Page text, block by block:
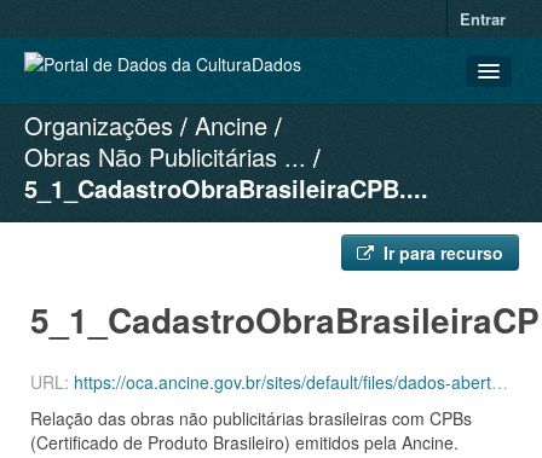
Entrar
CONJUNTOS DE DADOS
ORGANIZAÇÕES
GRUPOS
Organizações
Ancine
Obras Não Publicitárias ...
5_1_CadastroObraBrasileiraCPB....
Ir para recurso
URL: https://oca.ancine.gov.br/sites/default/files/dados-abertos/5_1_CadastroObraBrasileiraCPB.js
Relação das obras não publicitárias brasileiras com CPBs
(Certificado de Produto Brasileiro) emitidos pela Ancine.